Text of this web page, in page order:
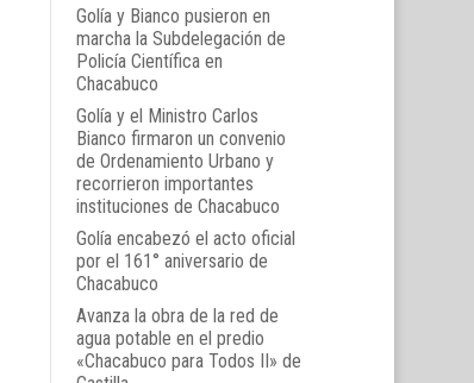
Golía y Bianco pusieron en
marcha la Subdelegación de
Policía Científica en
Chacabuco
Golía y el Ministro Carlos
Bianco firmaron un convenio
de Ordenamiento Urbano y
recorrieron importantes
instituciones de Chacabuco
Golía encabezó el acto oficial
por el 161° aniversario de
Chacabuco
Avanza la obra de la red de
agua potable en el predio
«Chacabuco para Todos II» de